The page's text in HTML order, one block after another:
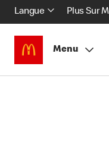
Langue Plus Sur
Menu